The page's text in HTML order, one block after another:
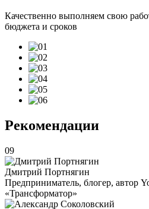
Качественно выполняем свою
бюджета и сроков
Рекомендации
09
Дмитрий Портнягин
Предприниматель, блогер, автор
«Трансформатор»